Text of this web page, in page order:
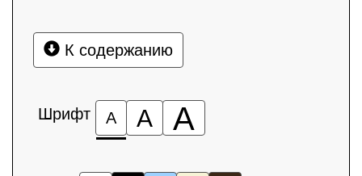
К содержанию
Шрифт А А А